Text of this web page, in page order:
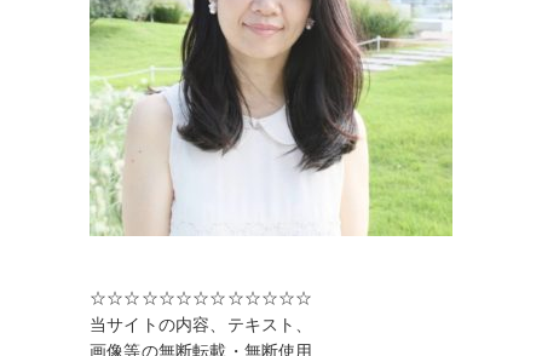
☆☆☆☆☆☆☆☆☆☆☆☆☆
当サイトの内容、テキスト、
画像等の無断転載・無断使用